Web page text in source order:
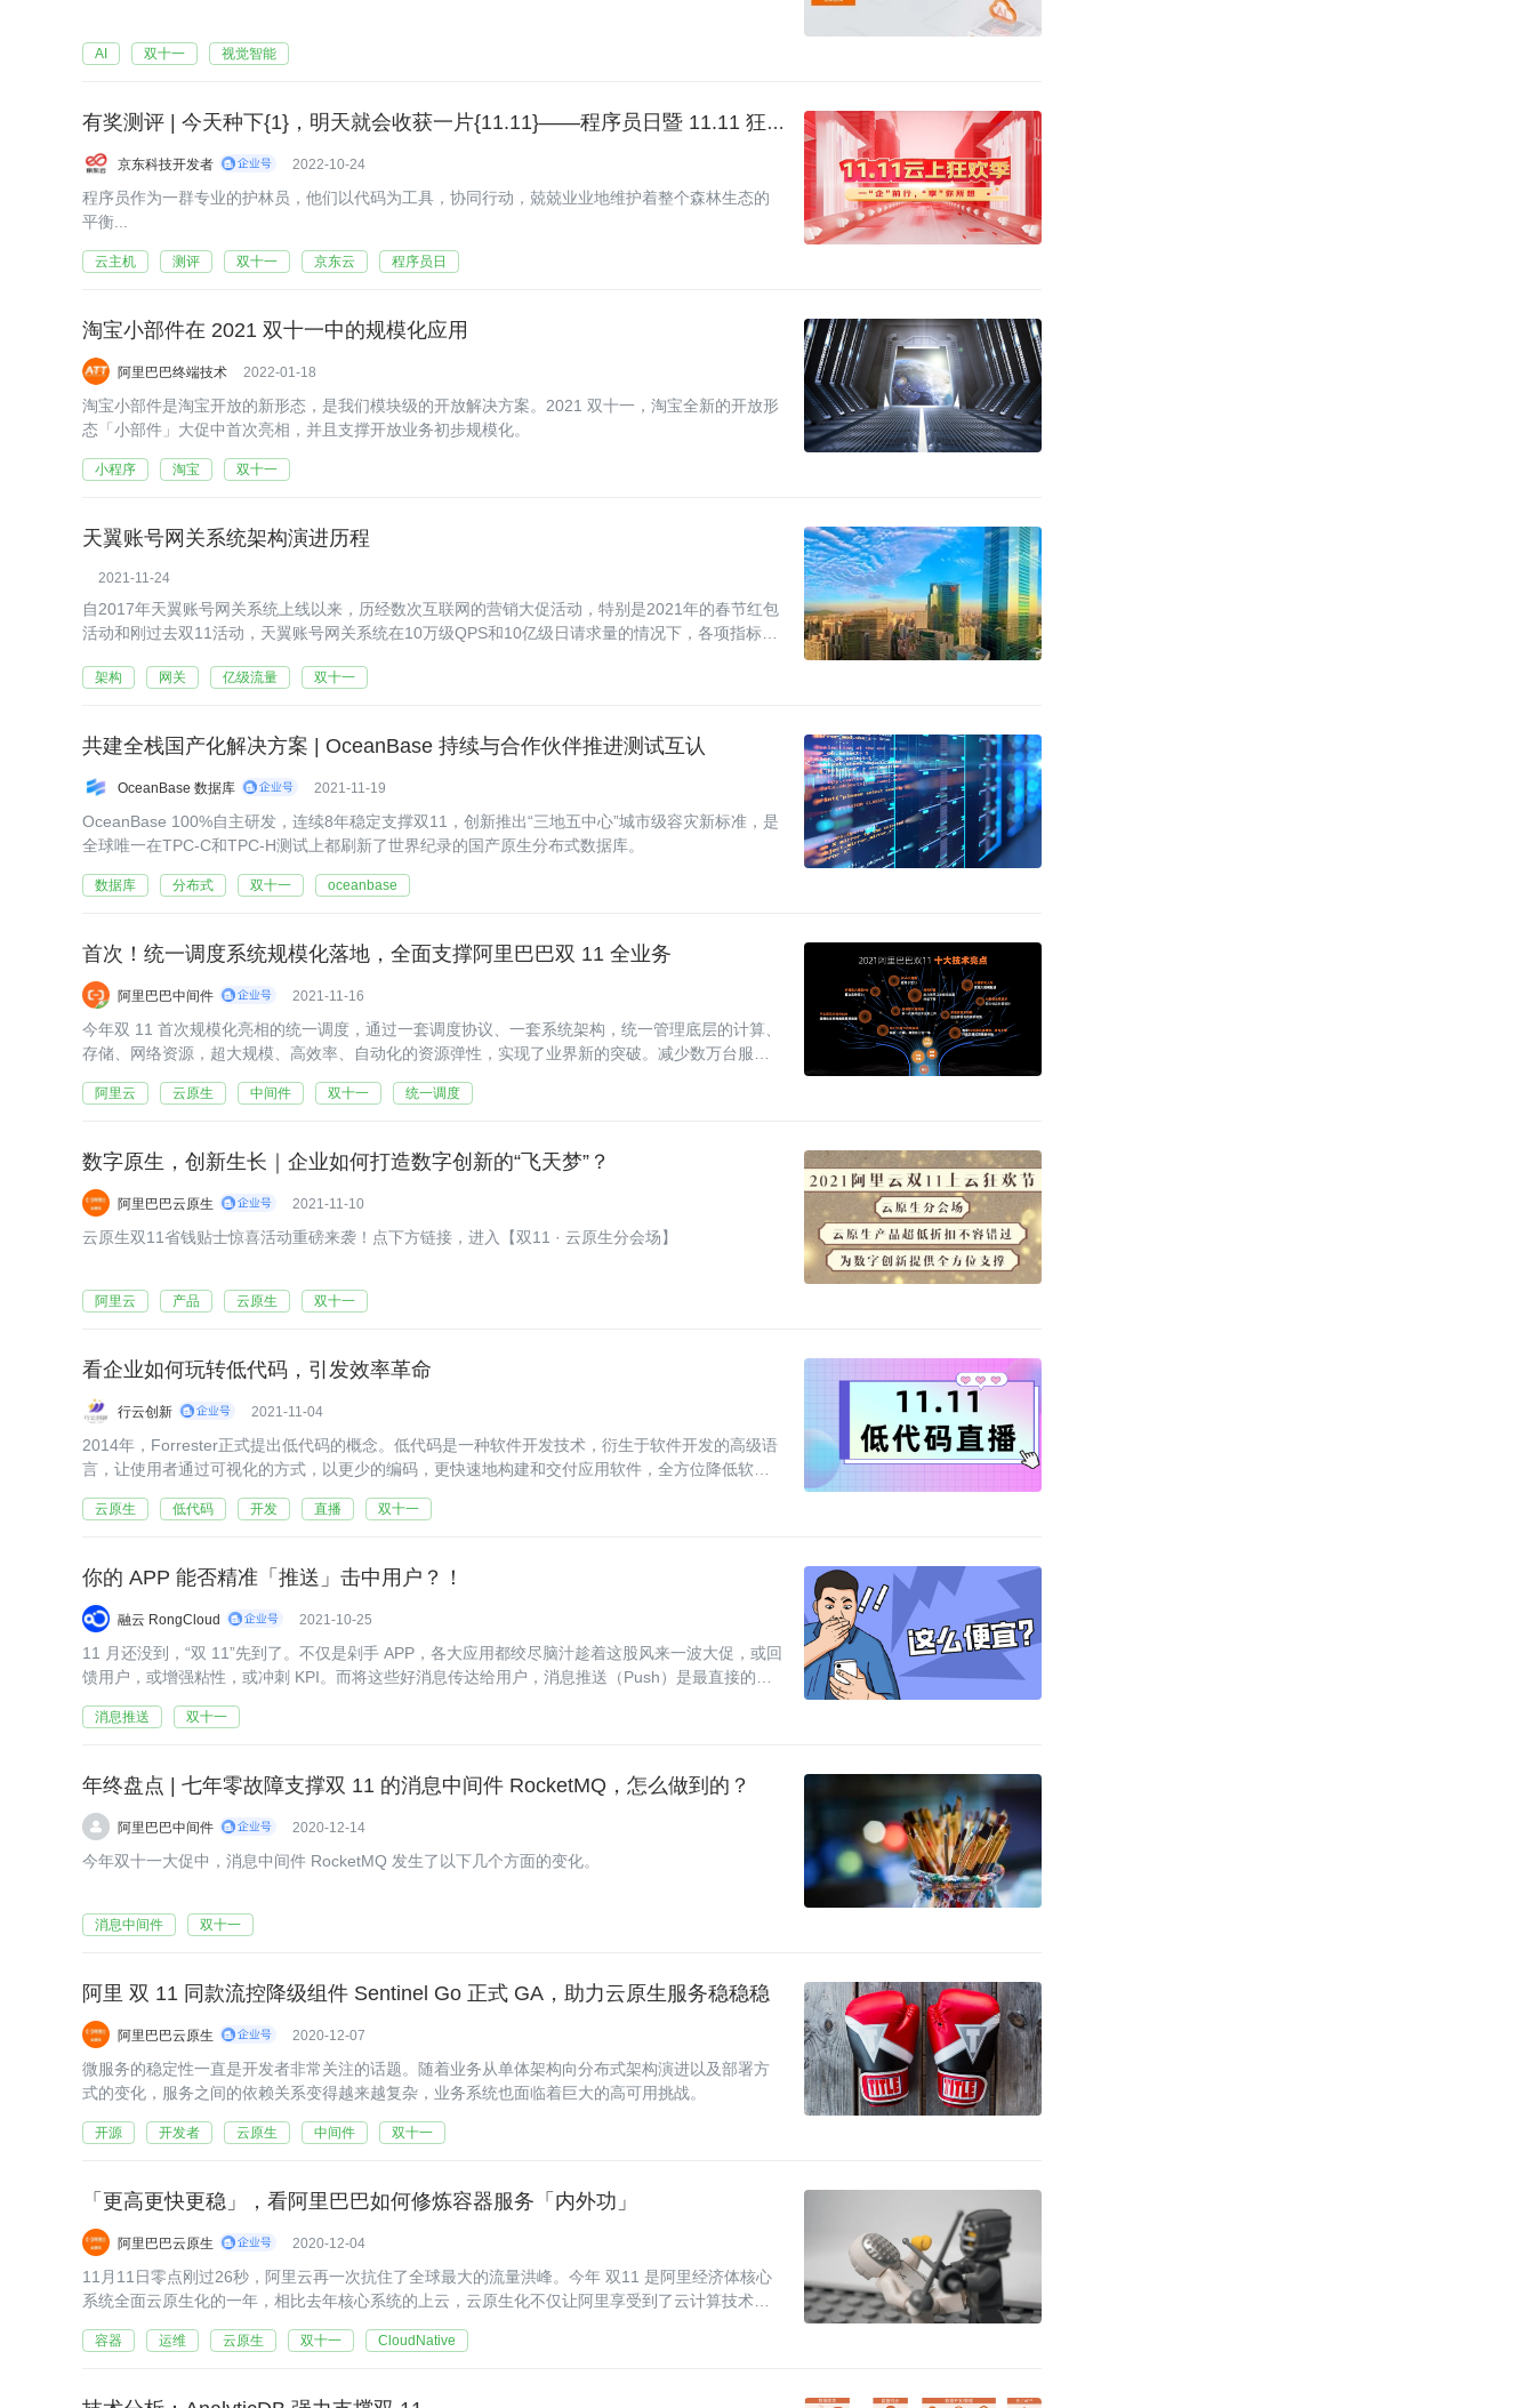
AI 双十一 视觉智能
有奖测评 | 今天种下{1}，明天就会收获一片{11.11}——程序员日暨 11.11 狂欢季来啦
京东科技开发者 2022-10-24
程序员作为一群专业的护林员，他们以代码为工具，协同行动，兢兢业业地维护着整个森林生态的
平衡...
云主机 测评 双十一 京东云 程序员日
淘宝小部件在 2021 双十一中的规模化应用
阿里巴巴终端技术 2022-01-18
淘宝小部件是淘宝开放的新形态，是我们模块级的开放解决方案。2021 双十一，淘宝全新的开放形
态「小部件」大促中首次亮相，并且支撑开放业务初步规模化。
小程序 淘宝 双十一
天翼账号网关系统架构演进历程
2021-11-24
自2017年天翼账号网关系统上线以来，历经数次互联网的营销大促活动，特别是2021年的春节红包
活动和刚过去双11活动，天翼账号网关系统在10万级QPS和10亿级日请求量的情况下，各项指标依
架构 网关 亿级流量 双十一
共建全栈国产化解决方案 | OceanBase 持续与合作伙伴推进测试互认
OceanBase 数据库 2021-11-19
OceanBase 100%自主研发，连续8年稳定支撑双11，创新推出“三地五中心”城市级容灾新标准，是
全球唯一在TPC-C和TPC-H测试上都刷新了世界纪录的国产原生分布式数据库。
数据库 分布式 双十一 oceanbase
首次！统一调度系统规模化落地，全面支撑阿里巴巴双 11 全业务
阿里巴巴中间件 2021-11-16
今年双 11 首次规模化亮相的统一调度，通过一套调度协议、一套系统架构，统一管理底层的计算、
存储、网络资源，超大规模、高效率、自动化的资源弹性，实现了业界新的突破。减少数万台服务
阿里云 云原生 中间件 双十一 统一调度
数字原生，创新生长｜企业如何打造数字创新的“飞天梦”？
阿里巴巴云原生 2021-11-10
云原生双11省钱贴士惊喜活动重磅来袭！点下方链接，进入【双11 · 云原生分会场】
阿里云 产品 云原生 双十一
看企业如何玩转低代码，引发效率革命
行云创新 2021-11-04
2014年，Forrester正式提出低代码的概念。低代码是一种软件开发技术，衍生于软件开发的高级语
言，让使用者通过可视化的方式，以更少的编码，更快速地构建和交付应用软件，全方位降低软件
云原生 低代码 开发 直播 双十一
你的 APP 能否精准「推送」击中用户？！
融云 RongCloud 2021-10-25
11 月还没到，“双 11”先到了。不仅是剁手 APP，各大应用都绞尽脑汁趁着这股风来一波大促，或回
馈用户，或增强粘性，或冲刺 KPI。而将这些好消息传达给用户，消息推送（Push）是最直接的方
消息推送 双十一
年终盘点 | 七年零故障支撑双 11 的消息中间件 RocketMQ，怎么做到的？
阿里巴巴中间件 2020-12-14
今年双十一大促中，消息中间件 RocketMQ 发生了以下几个方面的变化。
消息中间件 双十一
阿里 双 11 同款流控降级组件 Sentinel Go 正式 GA，助力云原生服务稳稳稳
阿里巴巴云原生 2020-12-07
微服务的稳定性一直是开发者非常关注的话题。随着业务从单体架构向分布式架构演进以及部署方
式的变化，服务之间的依赖关系变得越来越复杂，业务系统也面临着巨大的高可用挑战。
开源 开发者 云原生 中间件 双十一
「更高更快更稳」，看阿里巴巴如何修炼容器服务「内外功」
阿里巴巴云原生 2020-12-04
11月11日零点刚过26秒，阿里云再一次抗住了全球最大的流量洪峰。今年 双11 是阿里经济体核心
系统全面云原生化的一年，相比去年核心系统的上云，云原生化不仅让阿里享受到了云计算技术成
容器 运维 云原生 双十一 CloudNative